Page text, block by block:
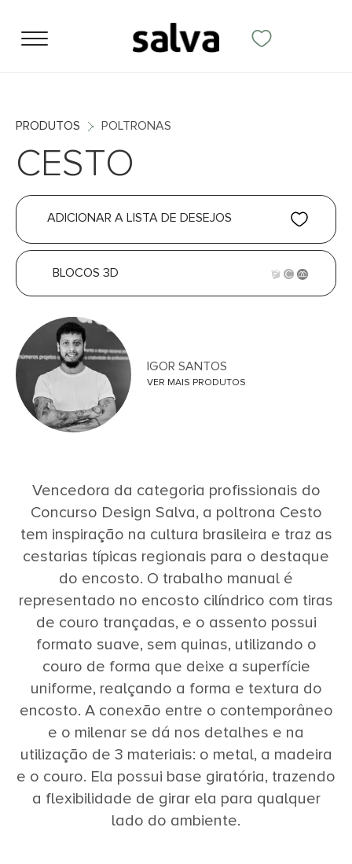
PRODUTOS POLTRONAS
CESTO
ADICIONAR A LISTA DE DESEJOS
BLOCOS 3D
IGOR SANTOS
VER MAIS PRODUTOS
Vencedora da categoria profissionais do
Concurso Design Salva, a poltrona Cesto
tem inspiração na cultura brasileira e traz as
cestarias típicas regionais para o destaque
do encosto. O trabalho manual é
representado no encosto cilíndrico com tiras
de couro trançadas, e o assento possui
formato suave, sem quinas, utilizando o
couro de forma que deixe a superfície
uniforme, realçando a forma e textura do
encosto. A conexão entre o contemporâneo
e o milenar se dá nos detalhes e na
utilização de 3 materiais: o metal, a madeira
e o couro. Ela possui base giratória, trazendo
a flexibilidade de girar ela para qualquer
lado do ambiente.